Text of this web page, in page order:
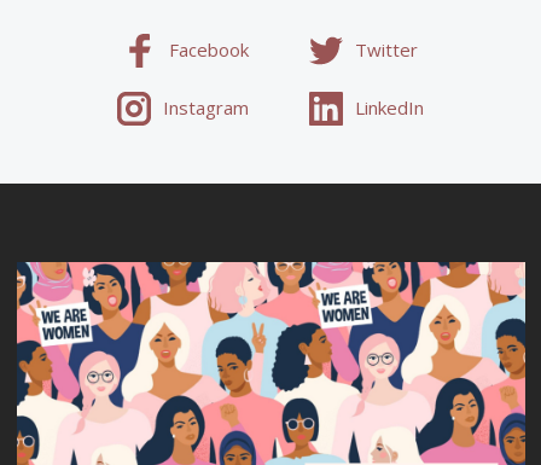
Facebook Twitter
Instagram LinkedIn